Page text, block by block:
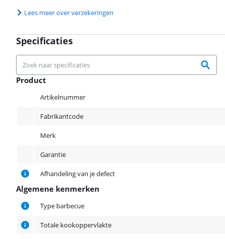
Lees meer over verzekeringen
Specificaties
Product
Artikelnummer
Fabrikantcode
Merk
Garantie
Afhandeling van je defect
Algemene kenmerken
Algemene kenmerken
Type barbecue
Totale kookoppervlakte